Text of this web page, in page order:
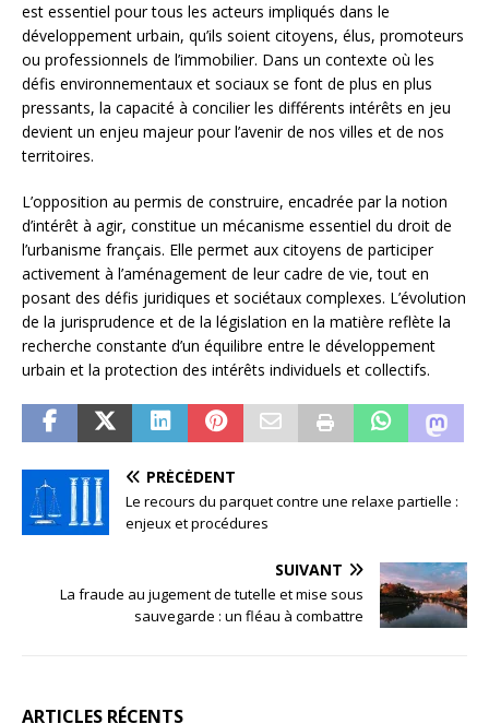
est essentiel pour tous les acteurs impliqués dans le
développement urbain, qu’ils soient citoyens, élus, promoteurs
ou professionnels de l’immobilier. Dans un contexte où les
défis environnementaux et sociaux se font de plus en plus
pressants, la capacité à concilier les différents intérêts en jeu
devient un enjeu majeur pour l’avenir de nos villes et de nos
territoires.
L’opposition au permis de construire, encadrée par la notion
d’intérêt à agir, constitue un mécanisme essentiel du droit de
l’urbanisme français. Elle permet aux citoyens de participer
activement à l’aménagement de leur cadre de vie, tout en
posant des défis juridiques et sociétaux complexes. L’évolution
de la jurisprudence et de la législation en la matière reflète la
recherche constante d’un équilibre entre le développement
urbain et la protection des intérêts individuels et collectifs.
PRÉCÉDENT
Le recours du parquet contre une relaxe partielle :
enjeux et procédures
SUIVANT
La fraude au jugement de tutelle et mise sous
sauvegarde : un fléau à combattre
ARTICLES RÉCENTS